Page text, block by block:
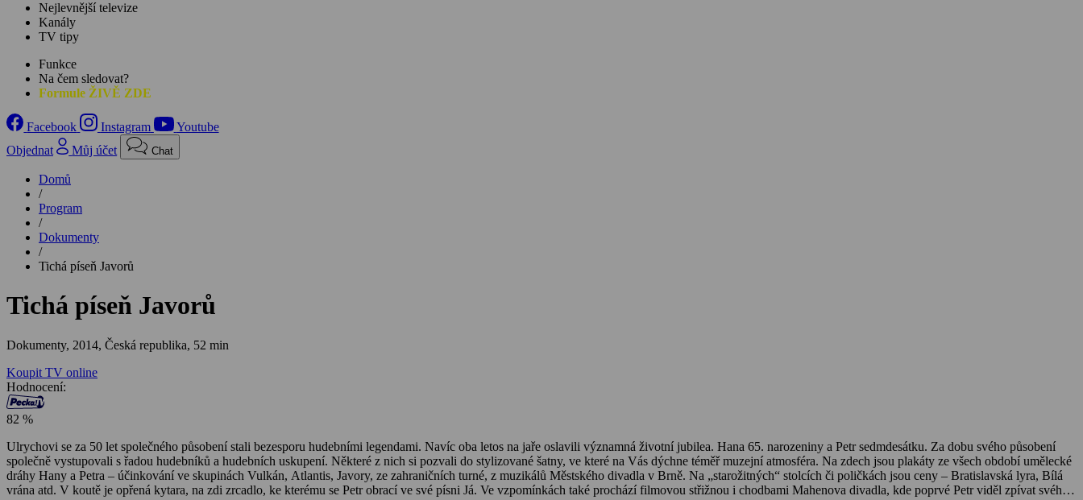
Nejlevnější televize
Kanály
TV tipy
Funkce
Na čem sledovat?
Formule ŽIVĚ ZDE
Facebook Instagram
Youtube
Objednat
Můj účet Chat
Domů
/
Program
/
Dokumenty
/
Tichá píseň Javorů
Tichá píseň Javorů
Dokumenty, 2014, Česká republika, 52 min
Koupit TV online
Hodnocení:
82 %
Ulrychovi se za 50 let společného působení stali bezesporu hudebními legendami. Navíc oba letos na jaře oslavili významná životní jubilea. Hana 65. narozeniny a Petr sedmdesátku. Za dobu svého působení
společně vystupovali s řadou hudebníků a hudebních uskupení. Některé z nich si pozvali do stylizované šatny, ve které na Vás dýchne téměř muzejní atmosféra. Na zdech jsou plakáty ze všech období umělecké
dráhy Hany a Petra – účinkování ve skupinách Vulkán, Atlantis, Javory, ze zahraničních turné, z muzikálů Městského divadla v Brně. Na „starožitných“ stolcích či poličkách jsou ceny – Bratislavská lyra, Bílá
vrána atd. V koutě je opřená kytara, na zdi zrcadlo, ke kterému se Petr obrací ve své písni Já. Ve vzpomínkách také prochází filmovou střižnou i chodbami Mahenova divadla, kde poprvé Petr viděl zpívat svého